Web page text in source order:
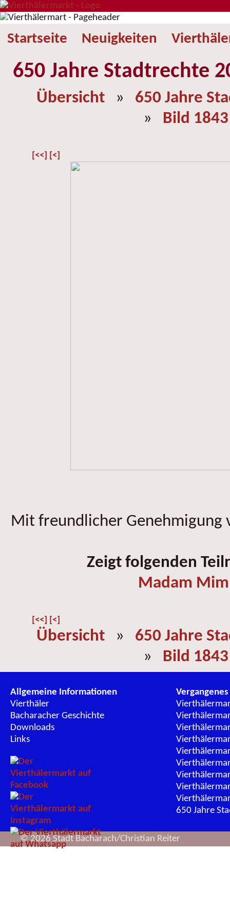
Startseite Neuigkeiten
650 Jahre Stadtrechte
Übersicht » 650 Jahre
» Bild 1843
[<<] [<]
Mit freundlicher Genehmigung
Zeigt folgenden
Madam
[<<] [<]
Übersicht » 650 Jahre
» Bild 1843
Allgemeine Informationen
Vierthäler
Bacharacher Geschichte
Downloads
Links
Vergangenes
650 Jahre
© 2026 Stadt Bacharach/Christian Reiter